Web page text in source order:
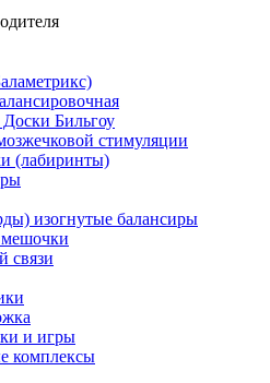
Бильгоу
стимуляции
(лабиринты)
изогнутые балансиры
связи
и игры
комплексы